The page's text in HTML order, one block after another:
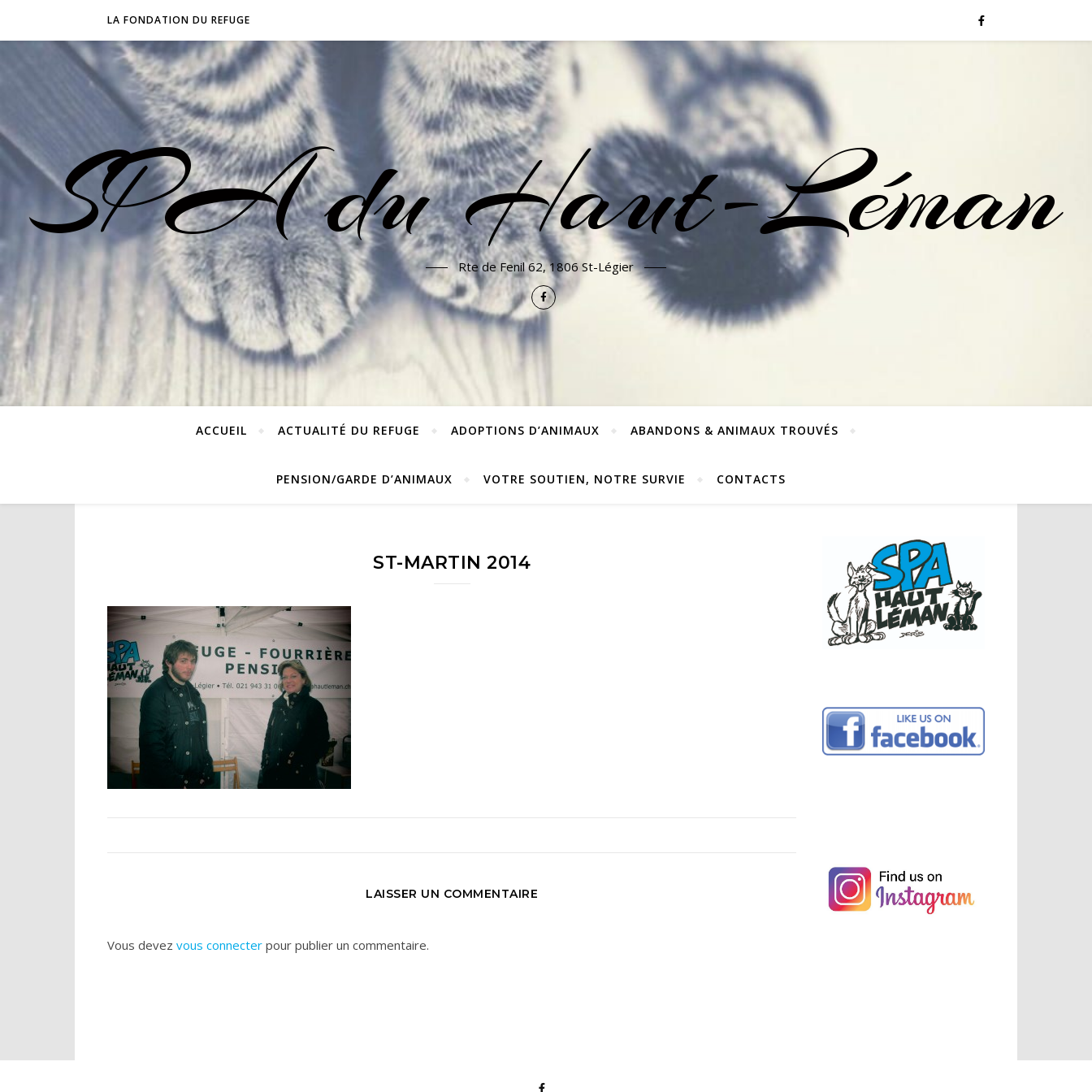
LA FONDATION DU REFUGE
SPA du Haut-Léman
Rte de Fenil 62, 1806 St-Légier
ACCUEIL ACTUALITÉ DU REFUGE ADOPTIONS D’ANIMAUX ABANDONS & ANIMAUX TROUVÉS
PENSION/GARDE D’ANIMAUX VOTRE SOUTIEN, NOTRE SURVIE CONTACTS
ST-MARTIN 2014
LAISSER UN COMMENTAIRE
Vous devez vous connecter pour publier un commentaire.